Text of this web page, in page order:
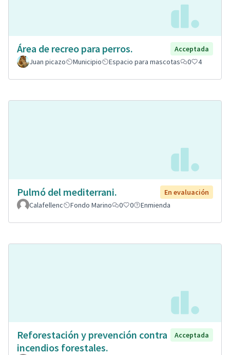
Área de recreo para perros.
Acceptada
Juan picazo
Municipio Espacio para mascotas 0 4
Pulmó del mediterrani.
En evaluación
Calafellenc
Fondo Marino 0 0 Enmienda
Reforestación y prevención contra
incendios forestales.
Acceptada